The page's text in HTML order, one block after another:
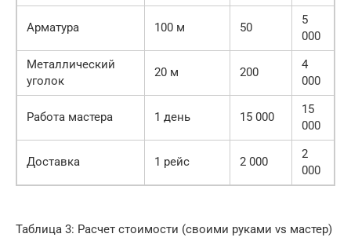
Арматура 100 м 50
5
000
Металлический
уголок
20 м 200
4
000
Работа мастера 1 день 15 000
15
000
Доставка 1 рейс 2 000
2
000
Таблица 3: Расчет стоимости (своими руками vs мастер)